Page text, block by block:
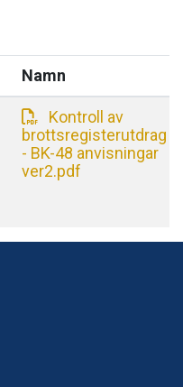
Namn
Kontroll av
brottsregisterutdrag
- BK-48 anvisningar
ver2.pdf